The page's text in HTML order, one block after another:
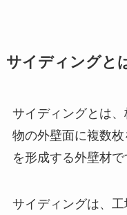
サイディングと
サイディングとは
物の外壁面に複数
を形成する外壁材で
サイディングは、